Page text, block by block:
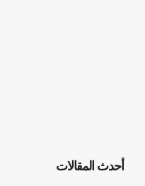
أحدث المقالات